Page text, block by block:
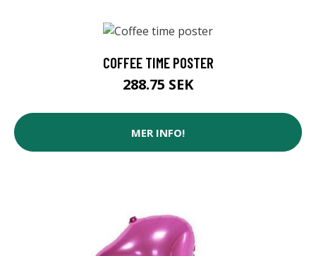
COFFEE TIME POSTER
288.75 SEK
MER INFO!